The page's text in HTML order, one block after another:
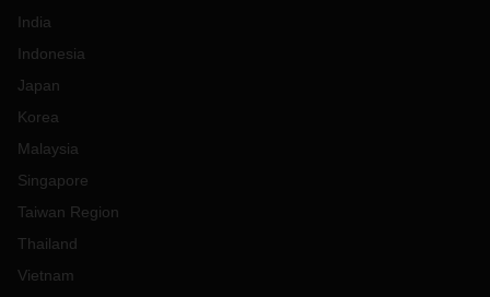
India
Indonesia
Japan
Korea
Malaysia
Singapore
Taiwan Region
Thailand
Vietnam